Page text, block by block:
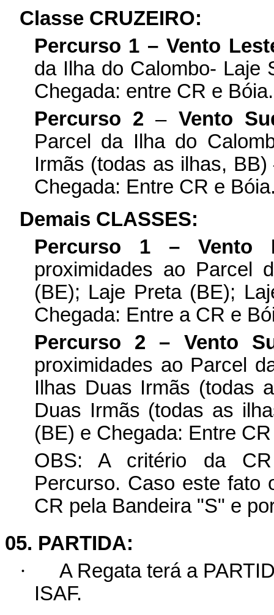
Classe CRUZEIRO:
Percurso 1 – Vento
da Ilha do Calombo- Laje
Chegada: entre CR e Bóia.
Percurso 2 – Vento
Parcel da Ilha do
Irmãs (todas as ilhas,
Chegada: Entre CR e
Demais CLASSES:
Percurso 1 – Vento
proximidades ao Parcel
(BE); Laje Preta (BE);
Chegada: Entre a CR e
Percurso 2 – Vento
proximidades ao Parcel
Ilhas Duas Irmãs (todas
Duas Irmãs (todas as
(BE) e Chegada: Entre
OBS:A critério da CR
Percurso. Caso este fato
CR pela Bandeira "S" e
05. PARTIDA:
·
A Regata terá a
ISAF.